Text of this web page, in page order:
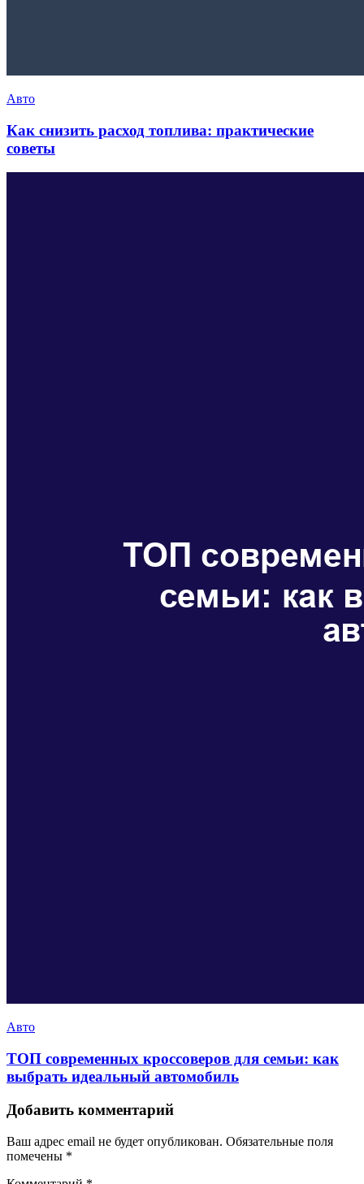
Авто
Как снизить расход топлива: практические
советы
Авто
ТОП современных кроссоверов для семьи: как
выбрать идеальный автомобиль
Добавить комментарий
Ваш адрес email не будет опубликован. Обязательные поля
помечены *